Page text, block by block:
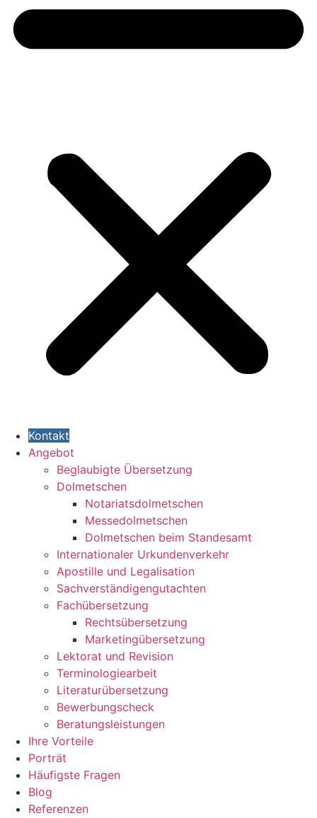
Kontakt
Angebot
Beglaubigte Übersetzung
Dolmetschen
Notariatsdolmetschen
Messedolmetschen
Dolmetschen beim Standesamt
Internationaler Urkundenverkehr
Apostille und Legalisation
Sachverständigengutachten
Fachübersetzung
Rechtsübersetzung
Marketingübersetzung
Lektorat und Revision
Terminologiearbeit
Literaturübersetzung
Bewerbungscheck
Beratungsleistungen
Ihre Vorteile
Porträt
Häufigste Fragen
Blog
Referenzen